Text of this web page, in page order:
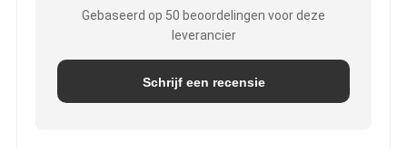
Gebaseerd op 50 beoordelingen voor deze
leverancier
Schrijf een recensie